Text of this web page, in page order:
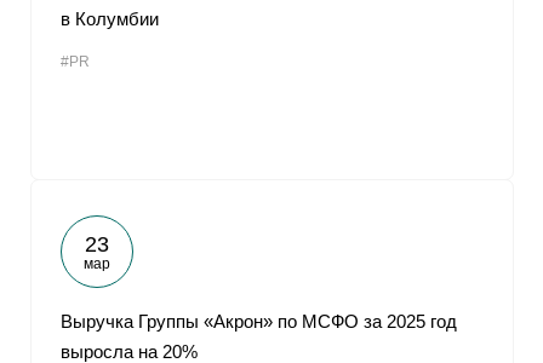
в Колумбии
#PR
23
мар
Выручка Группы «Акрон» по МСФО за 2025 год
выросла на 20%